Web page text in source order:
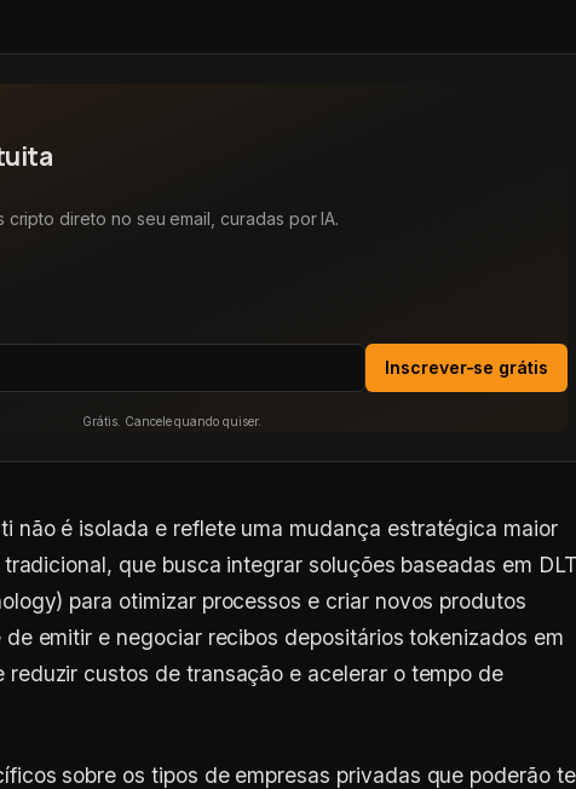
cripto direto no seu email, curadas por IA.
Inscrever-se grátis
Grátis. Cancele quando quiser.
não é isolada e reflete uma mudança estratégica maior
que busca integrar soluções baseadas em DLT
para otimizar processos e criar novos produtos
emitir e negociar recibos depositários tokenizados em
reduzir custos de transação e acelerar o tempo de
sobre os tipos de empresas privadas que poderão